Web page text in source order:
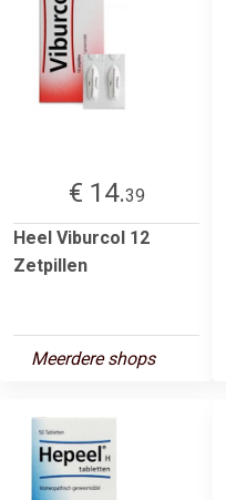
€ 14.39
Heel Viburcol 12
Zetpillen
Meerdere shops